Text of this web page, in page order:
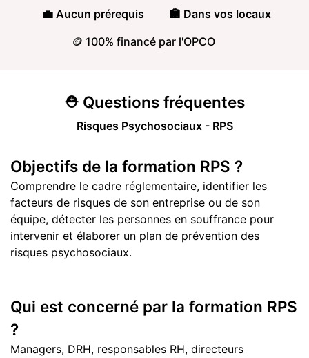
💼 Aucun prérequis
🏣 Dans vos locaux
🪙 100% financé par l'OPCO
⛑️ Questions fréquentes
Risques Psychosociaux - RPS
Objectifs de la formation RPS ?
Comprendre le cadre réglementaire, identifier les
facteurs de risques de son entreprise ou de son
équipe, détecter les personnes en souffrance pour
intervenir et élaborer un plan de prévention des
risques psychosociaux.
Qui est concerné par la formation RPS
?
Managers, DRH, responsables RH, directeurs